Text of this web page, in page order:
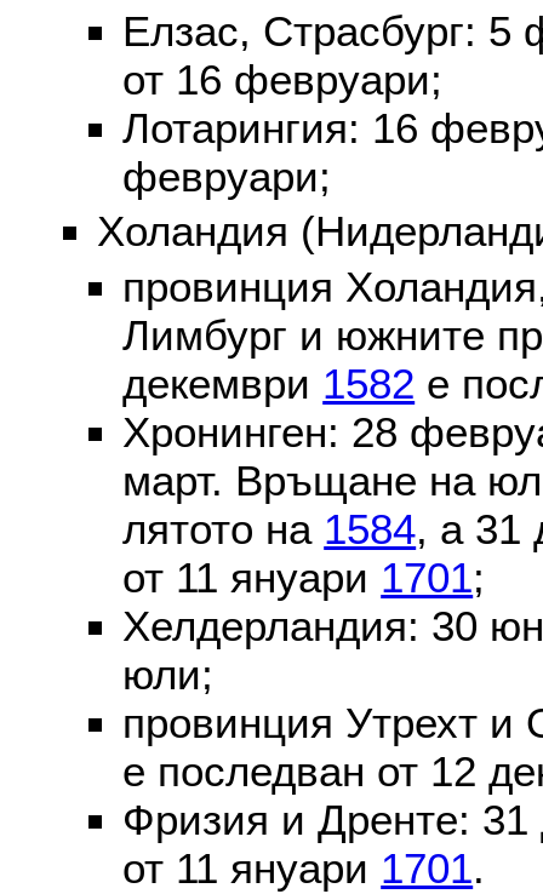
Елзас, Страсбург:
от 16 февруари;
Лотарингия: 16
февруари;
Холандия
провинция
Лимбург и южните
декември 1582 е
Хронинген: 28
март. Връщане на
лятото на 1584, а 31
от 11 януари 1701;
Хелдерландия: 30
юли;
провинция Утрехт
е последван от 12
Фризия и Дренте:
от 11 януари 1701.